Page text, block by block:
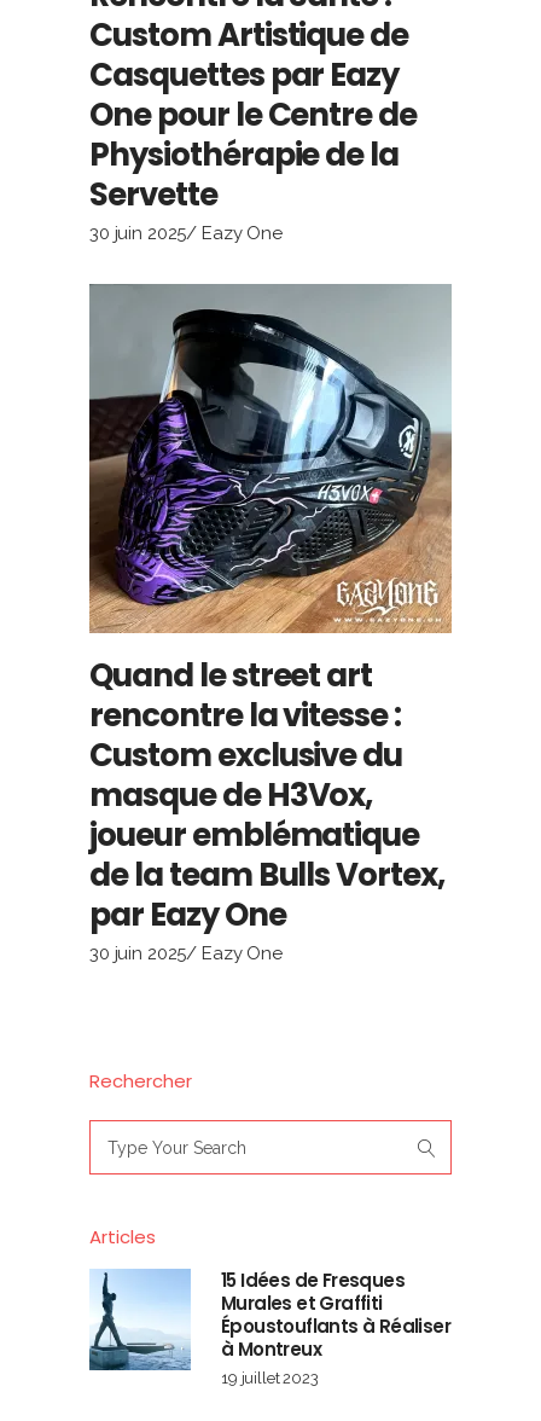
Custom Artistique de
Casquettes par Eazy
One pour le Centre de
Physiothérapie de la
Servette
30 juin 2025 Eazy One
Quand le street art
rencontre la vitesse :
Custom exclusive du
masque de H3Vox,
joueur emblématique
de la team Bulls Vortex,
par Eazy One
30 juin 2025 Eazy One
Rechercher
for:
Articles
15 Idées de Fresques
Murales et Graffiti
Époustouflants à Réaliser
à Montreux
19 juillet 2023